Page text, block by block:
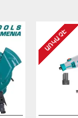
ԱՌԿԱ ՉԷ